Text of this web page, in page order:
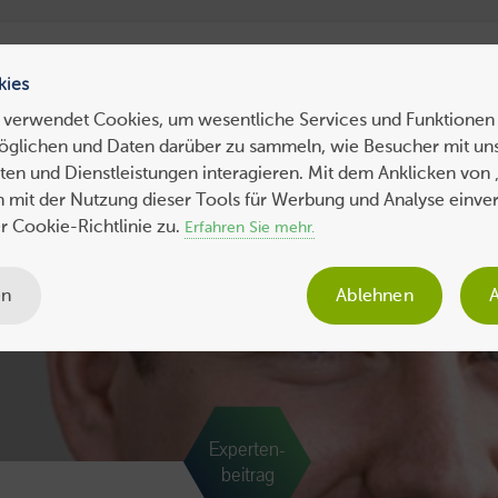
Hosting
Tipps Business Sicherheit SEO Expertenbeiträge
Experten-
beitrag
verwendet Cookies, um wesentliche Services und
und Daten darüber zu sammeln, wie Besucher mit
und Dienstleistungen interagieren. Mit dem Anklicken von
mit der Nutzung dieser Tools für Werbung und Analyse
Cookie-Richtlinie zu. Erfahren Sie mehr.
Ablehnen